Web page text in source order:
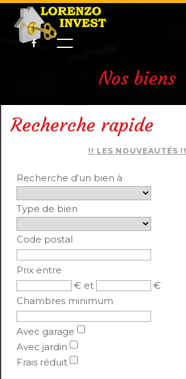
Nos biens
Recherche rapide
!! LES NOUVEAUTÉS !!
Recherche d'un bien à
Type de bien
Code postal
Prix entre
€ et
€
Chambres minimum
Avec garage
Avec jardin
Frais réduit